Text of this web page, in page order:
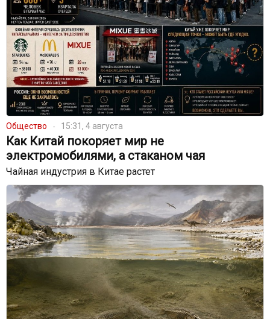
Общество 15:31, 4 августа
Как Китай покоряет мир не
электромобилями, а стаканом чая
Чайная индустрия в Китае растет